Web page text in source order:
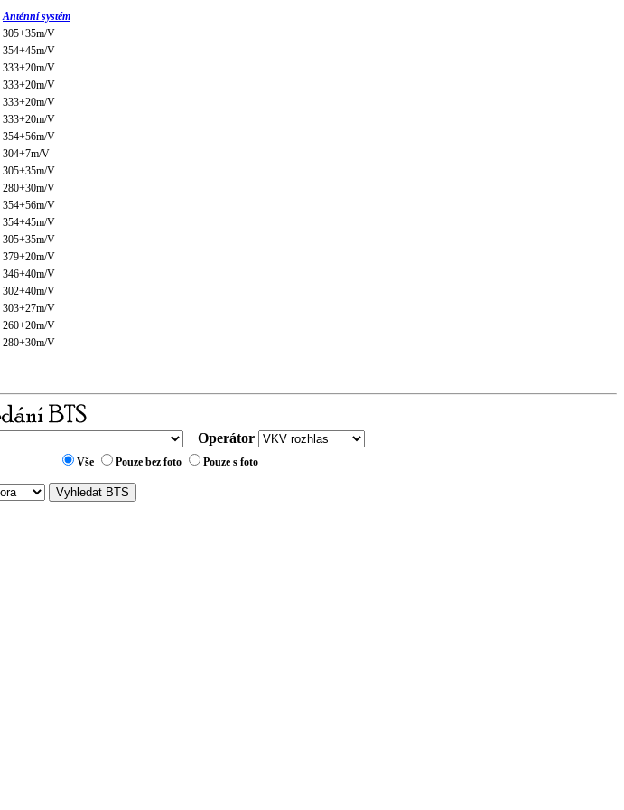
Anténní systém
305+35m/V
354+45m/V
333+20m/V
333+20m/V
333+20m/V
333+20m/V
354+56m/V
304+7m/V
305+35m/V
280+30m/V
354+56m/V
354+45m/V
305+35m/V
379+20m/V
346+40m/V
302+40m/V
303+27m/V
260+20m/V
280+30m/V
Operátor
Vše Pouze bez foto Pouze s foto